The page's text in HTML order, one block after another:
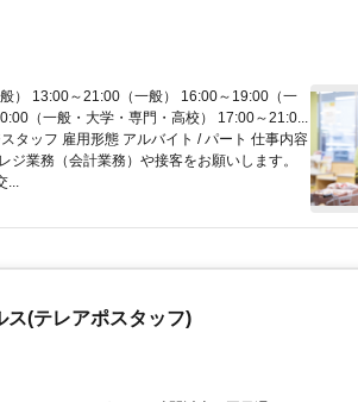
） 13:00～21:00（一般） 16:00～19:00（一
（一般・大学・専門・高校） 17:00～21:0...
タッフ 雇用形態 アルバイト / パート 仕事内容
ジ業務（会計業務）や接客をお願いします。
...
ス(テレアポスタッフ)